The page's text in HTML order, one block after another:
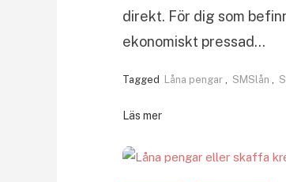
direkt. För dig som
ekonomiskt pressad…
Tagged Låna pengar SMSlån
Läs mer